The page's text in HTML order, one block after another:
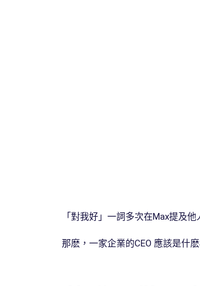
「對我好」一詞多次在Max提及
那麽，一家企業的CEO 應該是什